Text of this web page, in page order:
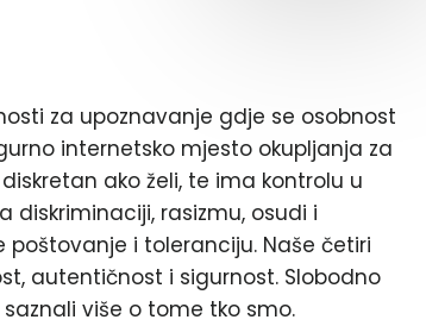
za upoznavanje gdje se osobnost
internetsko mjesto okupljanja za
ako želi, te ima kontrolu u
diskriminaciji, rasizmu, osudi i
i toleranciju. Naše četiri
autentičnost i sigurnost. Slobodno
više o tome tko smo.